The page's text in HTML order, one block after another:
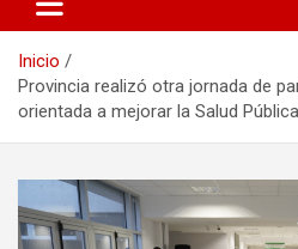
Inicio
Provincia realizó otra jornada de
orientada a mejorar la Salud